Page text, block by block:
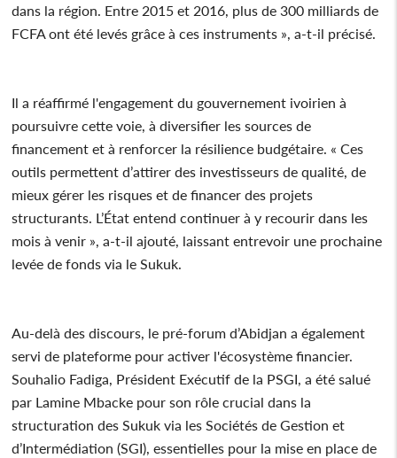
dans la région. Entre 2015 et 2016, plus de 300 milliards de
FCFA ont été levés grâce à ces instruments », a-t-il précisé.
Il a réaffirmé l'engagement du gouvernement ivoirien à
poursuivre cette voie, à diversifier les sources de
financement et à renforcer la résilience budgétaire. « Ces
outils permettent d’attirer des investisseurs de qualité, de
mieux gérer les risques et de financer des projets
structurants. L’État entend continuer à y recourir dans les
mois à venir », a-t-il ajouté, laissant entrevoir une prochaine
levée de fonds via le Sukuk.
Au-delà des discours, le pré-forum d’Abidjan a également
servi de plateforme pour activer l'écosystème financier.
Souhalio Fadiga, Président Exécutif de la PSGI, a été salué
par Lamine Mbacke pour son rôle crucial dans la
structuration des Sukuk via les Sociétés de Gestion et
d’Intermédiation (SGI), essentielles pour la mise en place de